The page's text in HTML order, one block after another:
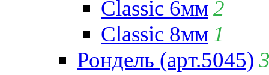
Classic 6мм2
Classic 8мм 1
Рондель (арт.5045)